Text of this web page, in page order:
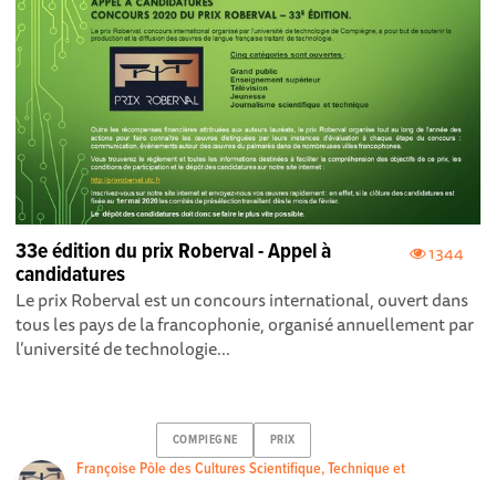
1344
33e édition du prix Roberval - Appel à
candidatures
Le prix Roberval est un concours international, ouvert dans
tous les pays de la francophonie, organisé annuellement par
l’université de technologie...
COMPIEGNE PRIX
Françoise Pôle des Cultures Scientifique, Technique et